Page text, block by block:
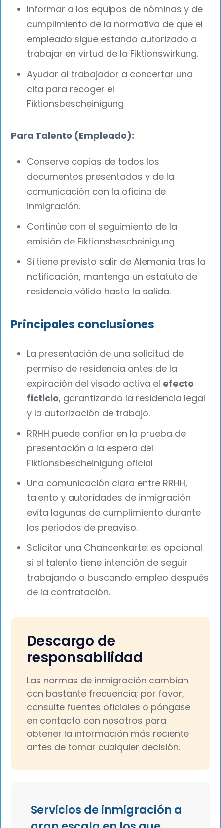
Informar a los equipos de nóminas y de
cumplimiento de la normativa de que el
empleado sigue estando autorizado a
trabajar en virtud de la Fiktionswirkung.
Ayudar al trabajador a concertar una
cita para recoger el
Fiktionsbescheinigung
Para Talento (Empleado):
Conserve copias de todos los
documentos presentados y de la
comunicación con la oficina de
inmigración.
Continúe con el seguimiento de la
emisión de Fiktionsbescheinigung.
Si tiene previsto salir de Alemania tras la
notificación, mantenga un estatuto de
residencia válido hasta la salida.
Principales conclusiones
La presentación de una solicitud de
permiso de residencia antes de la
expiración del visado activa el efecto
ficticio, garantizando la residencia legal
y la autorización de trabajo.
RRHH puede confiar en la prueba de
presentación a la espera del
Fiktionsbescheinigung oficial
Una comunicación clara entre RRHH,
talento y autoridades de inmigración
evita lagunas de cumplimiento durante
los periodos de preaviso.
Solicitar una Chancenkarte: es opcional
si el talento tiene intención de seguir
trabajando o buscando empleo después
de la contratación.
Descargo de
responsabilidad
Las normas de inmigración cambian
con bastante frecuencia; por favor,
consulte fuentes oficiales o póngase
en contacto con nosotros para
obtener la información más reciente
antes de tomar cualquier decisión.
Servicios de inmigración a